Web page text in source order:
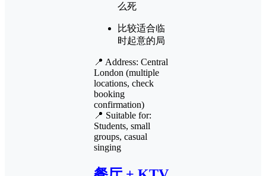
么死
比较适合临
时起意的局
📍 Address: Central
London (multiple
locations, check
booking
confirmation)
📍 Suitable for:
Students, small
groups, casual
singing